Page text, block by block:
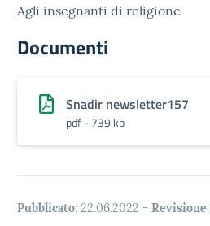
Agli insegnanti di religione
Documenti
Snadir newsletter157
pdf - 739 kb
Pubblicato: 22.06.2022 - Revisione: